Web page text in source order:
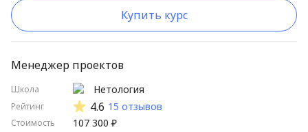
Купить курс
Менеджер проектов
Школа
Рейтинг
Стоимость
Нетология
4.6 15 отзывов
107 300 ₽